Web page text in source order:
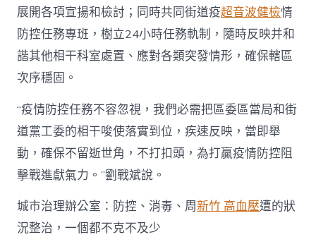
展開各項宣揚和檢討；同時共同街道疫超音波健檢情
防控任務專班，樹立24小時任務軌制，隨時反映并和
諧其他相干科室處置、應對各類突發情形，確保轄區
次序穩固。
“疫情防控任務不容忽視，我們必需把區委區當局和街
道黨工委的相干唆使落實到位，疾速反映，當即舉
動，確保不留逝世角，不打扣頭，為打贏疫情防控阻
擊戰進獻氣力。”劉戰斌說。
城市治理辦公室：防控、消毒、周新竹 高血壓遭的狀
況整治，一個都不克不及少